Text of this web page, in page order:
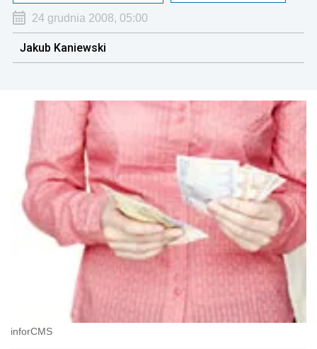
24 grudnia 2008, 05:00
Jakub Kaniewski
inforCMS